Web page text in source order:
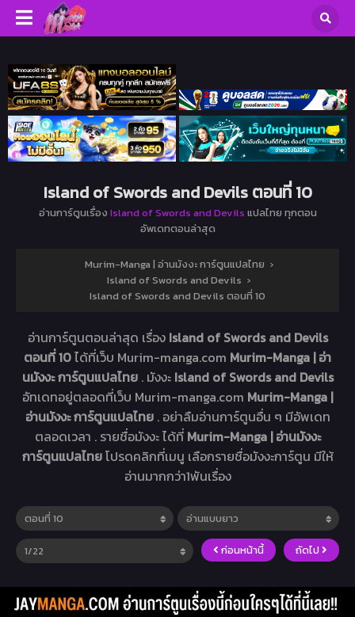
Island of Swords and Devils ตอนที่ 10
อ่านการ์ตูนเรื่อง Island of Swords and Devils แปลไทย ทุกตอน
อัพเดทตอนล่าสุด
Murim-Manga | อ่านมังงะ การ์ตูนแปลไทย ›
Island of Swords and Devils ›
Island of Swords and Devils ตอนที่ 10
อ่านการ์ตูนตอนล่าสุด เรื่อง Island of Swords and Devils
ตอนที่ 10ได้ที่เว็บ Murim-manga.com Murim-Manga | อ่า
นมังงะ การ์ตูนแปลไทย . มังงะ Island of Swords and Devils
อัทเดทอยู่ตลอดที่เว็บ Murim-manga.com Murim-Manga |
อ่านมังงะ การ์ตูนแปลไทย . อย่าลืมอ่านการ์ตูนอื่น ๆ มีอัพเดท
ตลอดเวลา . รายชื่อมังงะ ได้ที่ Murim-Manga | อ่านมังงะ
การ์ตูนแปลไทยโปรดคลิกที่เมนู เลือกรายชื่อมังงะการ์ตูน มีให้
อ่านมากกว่า1พันเรื่อง
ก่อนหน้านี้ ถัดไป